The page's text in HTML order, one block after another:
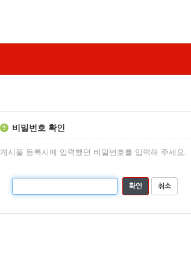
비밀번호 확인
게시물 등록시에 입력했던 비밀번호를 입력해 주세요.